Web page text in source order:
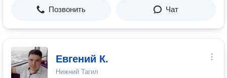
Позвонить Чат
Евгений К.
Нижний Тагил